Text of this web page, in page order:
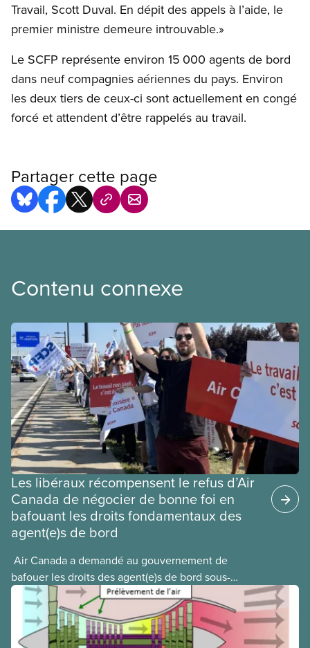
Travail, Scott Duval. En dépit des appels à l’aide, le
premier ministre demeure introuvable.»
Le SCFP représente environ 15 000 agents de bord
dans neuf compagnies aériennes du pays. Environ
les deux tiers de ceux-ci sont actuellement en congé
forcé et attendent d’être rappelés au travail.
Partager cette page
Contenu connexe
Les libéraux récompensent le refus d’Air
Canada de négocier de bonne foi en
bafouant les droits fondamentaux des
agent(e)s de bord
​ Air Canada a demandé au gouvernement de
bafouer les droits des agent(e)s de bord sous-
payé(e)s d’Air Canada protégés par la Charte. La
ministre de l’Emploi, Patty Hajdu, n’a attendu que
quelques heures pour accéder à cette demande de
l’entreprise. Le gouvernement libéral a invoqué